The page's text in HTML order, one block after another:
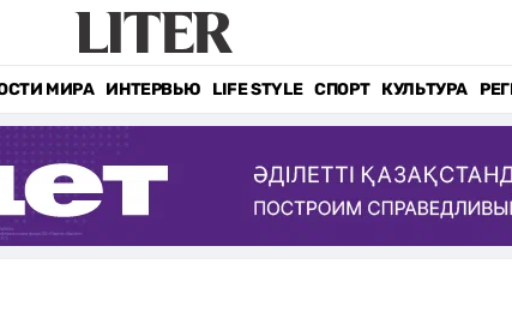
МИРА ИНТЕРВЬЮ LIFE STYLE СПОРТ КУЛЬТУРА